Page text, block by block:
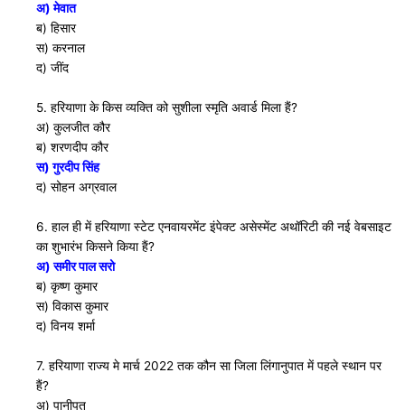
अ) मेवात
ब) हिसार
स) करनाल
द) जींद
5. हरियाणा के किस व्यक्ति को सुशीला स्मृति अवार्ड मिला हैं?
अ) कुलजीत कौर
ब) शरणदीप कौर
स) गुरदीप सिंह
द) सोहन अग्रवाल
6. हाल ही में हरियाणा स्टेट एनवायरमेंट इंपेक्ट असेस्मेंट अथाॅरिटी की नई वेबसाइट
का शुभारंभ किसने किया हैं?
अ) समीर पाल सरो
ब) कृष्ण कुमार
स) विकास कुमार
द) विनय शर्मा
7. हरियाणा राज्य मे मार्च 2022 तक कौन सा जिला लिंगानुपात में पहले स्थान पर
हैं?
अ) पानीपत